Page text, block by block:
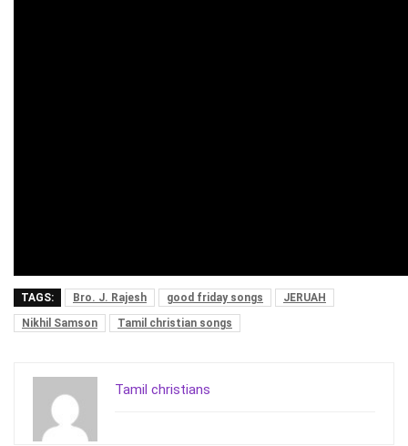
TAGS: Bro. J. Rajesh good friday songs
JERUAH
Nikhil Samson
Tamil christian songs
Tamil christians